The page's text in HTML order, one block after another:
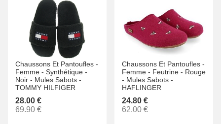
Chaussons Et Pantoufles -
Femme - Synthétique -
Noir - Mules Sabots -
TOMMY HILFIGER
28.00 €
69.90 €
Chaussons Et Pantoufles -
Femme - Feutrine - Rouge
- Mules Sabots -
HAFLINGER
24.80 €
62.00 €